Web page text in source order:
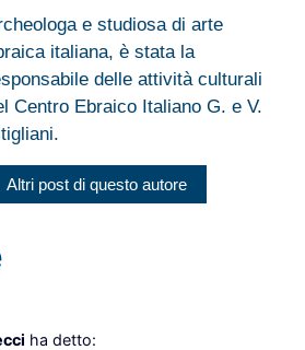
e studiosa di arte
italiana, è stata la
delle attività culturali
Centro Ebraico Italiano G. e V.
Altri post di questo autore
ha detto: